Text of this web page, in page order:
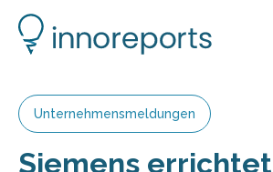
Unternehmensmeldungen
Siemens errichtet